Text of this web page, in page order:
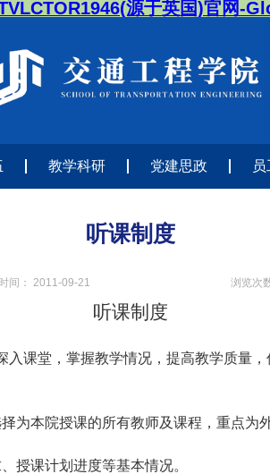
源于英国)官网-
教学科研 党建思政
听课制度
间：2011-09-21 浏览次
听课制度
课堂，掌握教学情况，提高教学质量
为本院授课的所有教师及课程，重点
授课计划进度等基本情况。